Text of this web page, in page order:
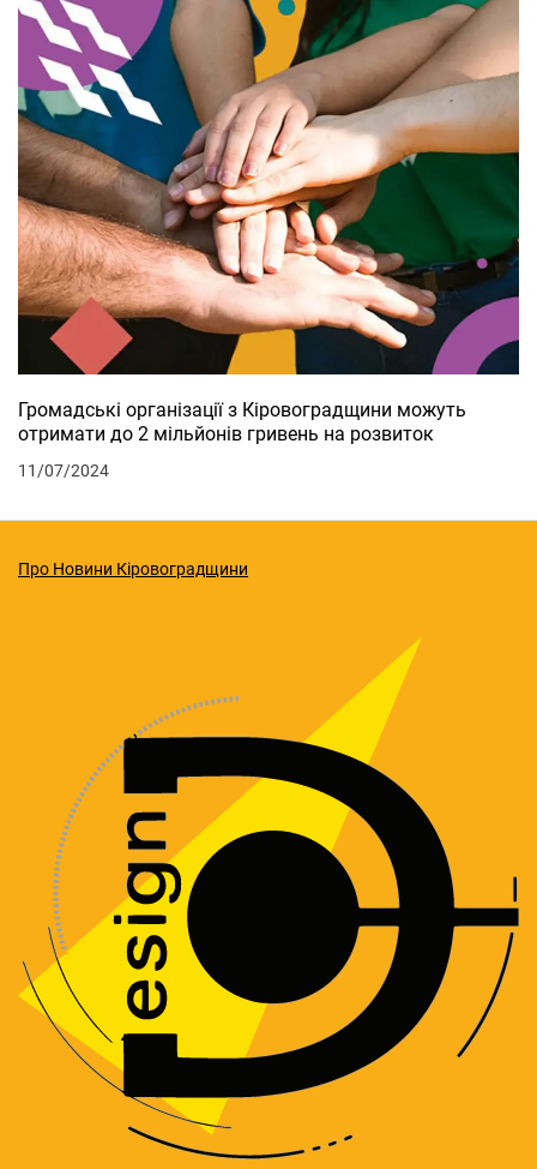
Громадські організації з Кіровоградщини можуть
отримати до 2 мільйонів гривень на розвиток
11/07/2024
Про Новини Кіровоградщини